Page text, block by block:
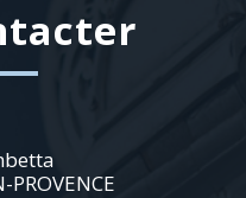
PROVENCE